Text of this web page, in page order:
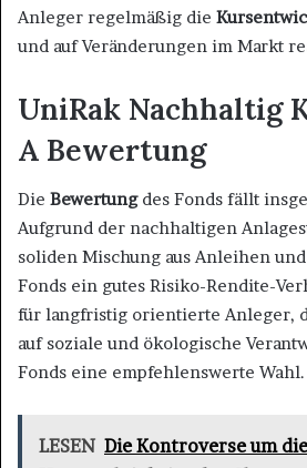
Anleger regelmäßig die
und auf Veränderungen im Markt
UniRak Nachhaltig
A Bewertung
Die Bewertungdes Fonds fällt
Aufgrund der nachhaltigen
soliden Mischung aus Anleihen
Fonds ein gutes Risiko-Rendite-
für langfristig orientierte Anleger,
auf soziale und ökologische
Fonds eine empfehlenswerte Wahl.
LESEN Die Kontroverse um